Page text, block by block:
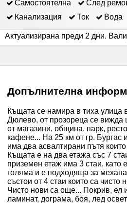
Самостоятелна
След
Канализация
Ток Вода
Актуализирана преди 2 дни.
Допълнителна
Къщата се намира в тиха улица
Дюлево, от прозореца се вижда
от магазини, община, парк,
кафене... На 25 км от гр. Бургас
има два асвалтирани пътя
Къщата е на два етажа със 7
приземен етаж има 3 стаи, като
голяма и е подходяща за
състои от 4 стаи които са чисто
Чисто нови са още... Покрив, ел
ламинат, дограма, боя, лед